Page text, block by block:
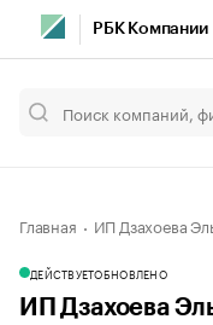
РБК Компании
Главная ИП Дзахоева
ДЕЙСТВУЕТОБНОВЛЕНО
ИП Дзахоева